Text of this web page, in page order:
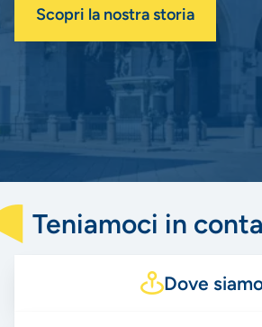
Scopri la nostra storia
Teniamoci in
Dove